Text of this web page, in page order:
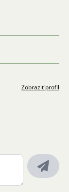
Zobraziť profil